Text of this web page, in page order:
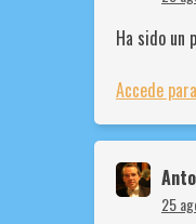
Ha sido un
Accede
25